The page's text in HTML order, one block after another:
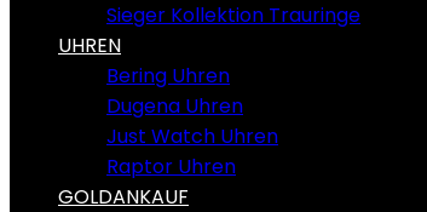
Sieger Kollektion Trauringe
UHREN
Bering Uhren
Dugena Uhren
Just Watch Uhren
Raptor Uhren
GOLDANKAUF